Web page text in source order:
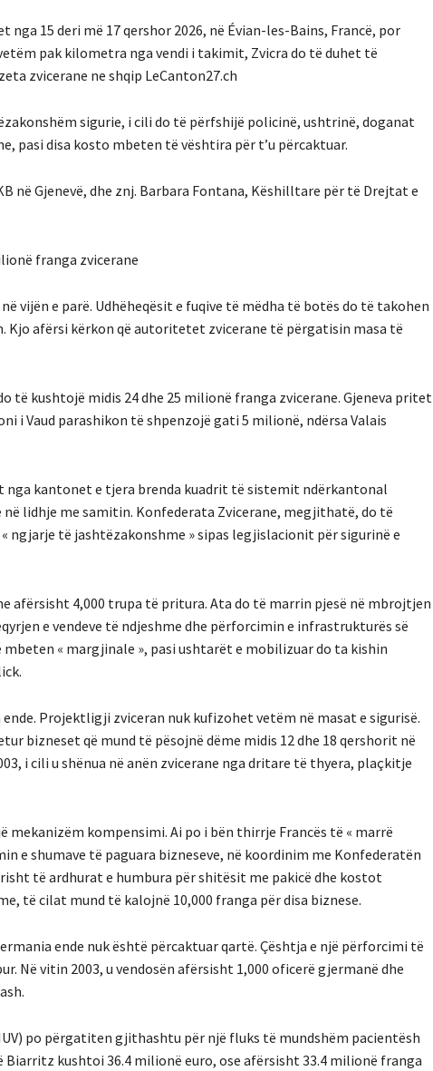
15 deri më 17 qershor 2026, në Évian-les-Bains, Francë, por
pak kilometra nga vendi i takimit, Zvicra do të duhet të
zvicerane ne shqip LeCanton27.ch
sigurie, i cili do të përfshijë policinë, ushtrinë, doganat
pasi disa kosto mbeten të vështira për t’u përcaktuar.
në Gjenevë, dhe znj. Barbara Fontana, Këshilltare për të Drejtat e
franga zvicerane
vijën e parë. Udhëheqësit e fuqive të mëdha të botës do të takohen
Kjo afërsi kërkon që autoritetet zvicerane të përgatisin masa të
kushtojë midis 24 dhe 25 milionë franga zvicerane. Gjeneva pritet
i Vaud parashikon të shpenzojë gati 5 milionë, ndërsa Valais
kantonet e tjera brenda kuadrit të sistemit ndërkantonal
lidhje me samitin. Konfederata Zvicerane, megjithatë, do të
ngjarje të jashtëzakonshme » sipas legjislacionit për sigurinë e
afërsisht 4,000 trupa të pritura. Ata do të marrin pjesë në mbrojtjen
e vendeve të ndjeshme dhe përforcimin e infrastrukturës së
« margjinale », pasi ushtarët e mobilizuar do ta kishin
Projektligji zviceran nuk kufizohet vetëm në masat e sigurisë.
bizneset që mund të pësojnë dëme midis 12 dhe 18 qershorit në
i cili u shënua në anën zvicerane nga dritare të thyera, plaçkitje
kompensimi. Ai po i bën thirrje Francës të « marrë
e shumave të paguara bizneseve, në koordinim me Konfederatën
të ardhurat e humbura për shitësit me pakicë dhe kostot
të cilat mund të kalojnë 10,000 franga për disa biznese.
ende nuk është përcaktuar qartë. Çështja e një përforcimi të
vitin 2003, u vendosën afërsisht 1,000 oficerë gjermanë dhe
po përgatiten gjithashtu për një fluks të mundshëm pacientësh
kushtoi 36.4 milionë euro, ose afërsisht 33.4 milionë franga